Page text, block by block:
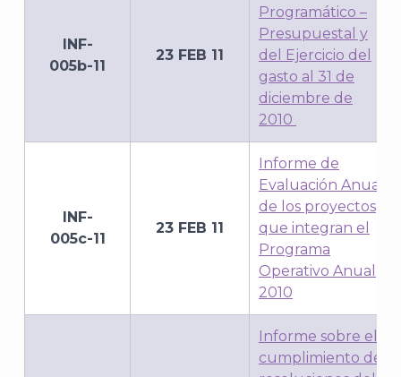
INF-
005b-11
23 FEB 11
Programático –
Presupuestal y
del Ejercicio del
gasto al 31 de
diciembre de
2010
INF-
005c-11
23 FEB 11
Informe de
Evaluación Anual
de los proyectos
que integran el
Programa
Operativo Anual
2010
Informe sobre el
cumplimiento de